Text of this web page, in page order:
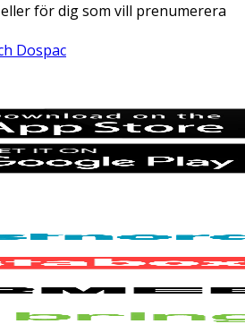
för dig som vill prenumerera
Dospac